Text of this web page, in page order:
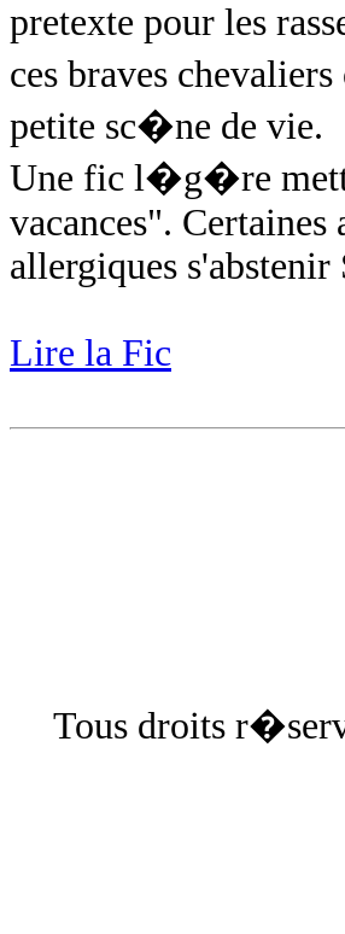
pretexte pour les
ces braves
petite sc�ne de vie.
Une fic l�g�re
vacances".
allergiques
Lire la Fic
Tous droits